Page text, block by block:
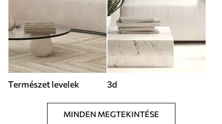
Természet levelek 3d
MINDEN MEGTEKINTÉSE